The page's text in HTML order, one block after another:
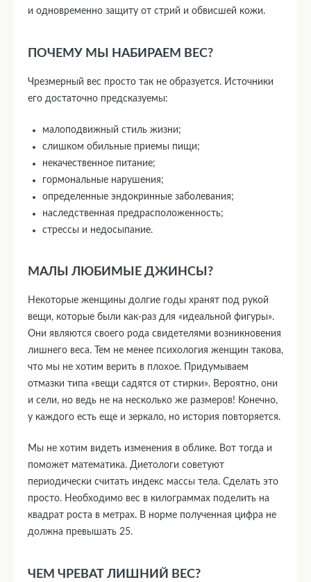
и одновременно защиту от стрий и обвисшей кожи.
ПОЧЕМУ МЫ НАБИРАЕМ ВЕС?
Чрезмерный вес просто так не образуется. Источники
его достаточно предсказуемы:
малоподвижный стиль жизни;
слишком обильные приемы пищи;
некачественное питание;
гормональные нарушения;
определенные эндокринные заболевания;
наследственная предрасположенность;
стрессы и недосыпание.
МАЛЫ ЛЮБИМЫЕ ДЖИНСЫ?
Некоторые женщины долгие годы хранят под рукой
вещи, которые были как-раз для «идеальной фигуры».
Они являются своего рода свидетелями возникновения
лишнего веса. Тем не менее психология женщин такова,
что мы не хотим верить в плохое. Придумываем
отмазки типа «вещи садятся от стирки». Вероятно, они
и сели, но ведь не на несколько же размеров! Конечно,
у каждого есть еще и зеркало, но история повторяется.
Мы не хотим видеть изменения в облике. Вот тогда и
поможет математика. Диетологи советуют
периодически считать индекс массы тела. Сделать это
просто. Необходимо вес в килограммах поделить на
квадрат роста в метрах. В норме полученная цифра не
должна превышать 25.
ЧЕМ ЧРЕВАТ ЛИШНИЙ ВЕС?